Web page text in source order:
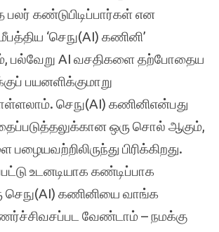
கண்டுபிடிப்பார்கள் என
‘செநு(AI) கணினி’
பல்வேறு AI வசதிகளை தற்போதைய
பயனளிக்குமாறு
செநு(AI) கணினிஎன்பது
ஒரு சொல் ஆகும்,
பிரிக்கிறது.
உடனடியாக கண்டிப்பாக
செநு(AI) கணினியை வாங்க
வேண்டாம் – நமக்கு